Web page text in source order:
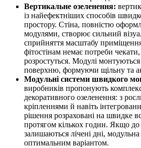
Вертикальне озеленення:
із найефектніших способів
простору. Стіна, повністю
модулями, створює сильний
сприйняття масштабу
фітостінам немає потреби
розростуться. Модулі
поверхню, формуючи щільну та
Модульні системи швидкого
виробників пропонують
декоративного озеленення: з
кріпленнями й навіть
рішення розраховані на швидке
протягом кількох годин. Якщо до
залишаються лічені дні,
оптимальним варіантом.